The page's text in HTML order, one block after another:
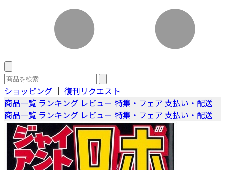
ショッピング ｜ 復刊リクエスト
商品一覧 ランキング レビュー 特集・フェア 支払い・配送
商品一覧 ランキング レビュー 特集・フェア 支払い・配送